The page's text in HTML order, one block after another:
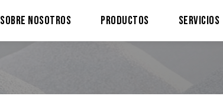
Sobre Nosotros Productos Servicios